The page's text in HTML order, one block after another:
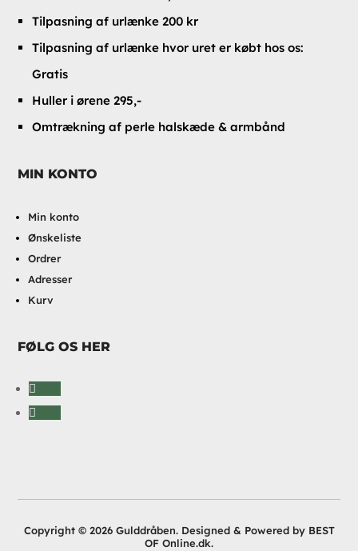
Tilpasning af urlænke 200 kr
Tilpasning af urlænke hvor uret er købt hos os:
Gratis
Huller i ørene 295,-
Omtrækning af perle halskæde & armbånd
MIN KONTO
Min konto
Ønskeliste
Ordrer
Adresser
Kurv
FØLG OS HER
Copyright © 2026 Gulddråben. Designed & Powered by BEST
OF Online.dk.